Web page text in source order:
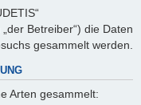
Betreiber“) die Daten
gesammelt werden.
Arten gesammelt: